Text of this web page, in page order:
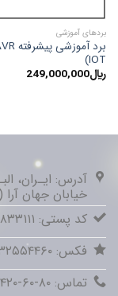
بردهای آموزشی
IOT)
﷼249,000,000
آدرس: ایـران،
خیابان جهان آرا (فجر۱۶)، خیابان اول
کد پستی: ۳۱۹۹۸۳۳۱۱۱
فکس: ۳۲۵۵۴۴۶۰ (۰۲۶)
تماس: ۸۰-۶۰-۳۲۵۵۴۴۲۰ (۰۲۶)